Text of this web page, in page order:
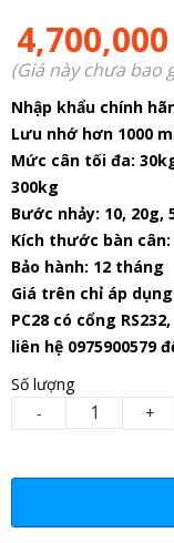
(Giá này chưa bao
Nhập khẩu chính
Lưu nhớ hơn 1000
Mức cân tối đa:
300kg
Bước nhảy: 10, 20g,
Kích thước bàn cân:
Bảo hành: 12 tháng
Giá trên chỉ áp
PC28 có cổng
liên hệ 0975900579
Số lượng
-
+